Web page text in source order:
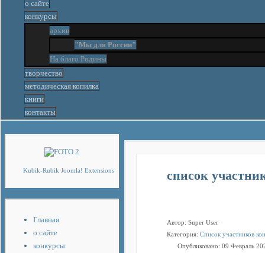
о сайте
конкурсы
архив
"Мы для России"
На благо Родины
творчество
методическая копилка
книги
контакты
Kubik-Rubik Joomla! Extensions
Главная
о сайте
конкурсы
список
Автор: Super User
Категория: Список участников
Опубликовано: 09 Февраль